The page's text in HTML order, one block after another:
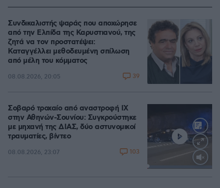
Συνδικαλιστής ψαράς που αποχώρησε
από την Ελπίδα της Καρυστιανού, της
ζητά να τον προστατέψει:
Καταγγέλλει μεθοδευμένη σπίλωση
από μέλη του κόμματος
08.08.2026, 20:05 39
Σοβαρό τροχαίο από αναστροφή ΙΧ
στην Αθηνών-Σουνίου: Συγκρούστηκε
με μηχανή της ΔΙΑΣ, δύο αστυνομικοί
τραυματίες, βίντεο
08.08.2026, 23:07 103